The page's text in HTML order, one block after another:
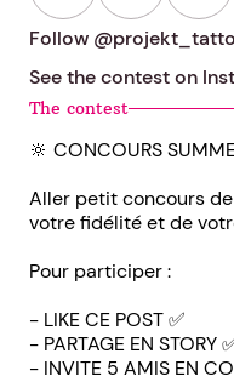
Follow
See the contest on
The contest
🔆 CONCOURS
Aller petit concours
votre fidélité et de
Pour participer :
- LIKE CE POST ✅
- PARTAGE EN STORY
- INVITE 5 AMIS EN